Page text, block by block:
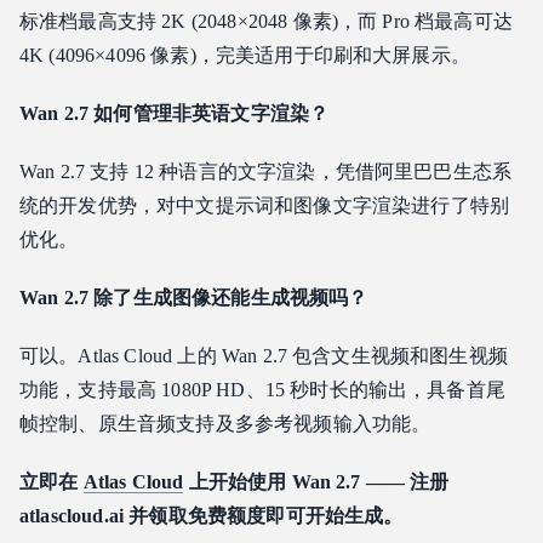
标准档最高支持 2K (2048×2048 像素)，而 Pro 档最高可达
4K (4096×4096 像素)，完美适用于印刷和大屏展示。
Wan 2.7 如何管理非英语文字渲染？
Wan 2.7 支持 12 种语言的文字渲染，凭借阿里巴巴生态系
统的开发优势，对中文提示词和图像文字渲染进行了特别
优化。
Wan 2.7 除了生成图像还能生成视频吗？
可以。Atlas Cloud 上的 Wan 2.7 包含文生视频和图生视频
功能，支持最高 1080P HD、15 秒时长的输出，具备首尾
帧控制、原生音频支持及多参考视频输入功能。
立即在 Atlas Cloud 上开始使用 Wan 2.7 —— 注册
atlascloud.ai 并领取免费额度即可开始生成。